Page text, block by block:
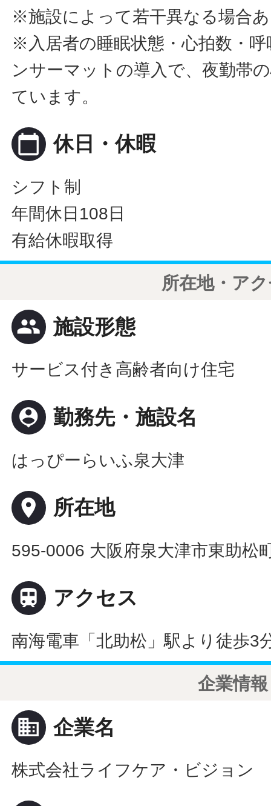
※施設によって若干異なる場合
※入居者の睡眠状態・心拍数・
ンサーマットの導入で、夜勤帯
ています。
calendar_today 休日・休暇
シフト制
年間休日108日
有給休暇取得
所在地・ア
people 施設形態
サービス付き高齢者向け住宅
person_pin 勤務先・施設名
はっぴーらいふ泉大津
place 所在地
595-0006 大阪府泉大津市東助松
 アクセス
南海電車「北助松」駅より徒歩3
企業情報
business 企業名
株式会社ライフケア・ビジョン